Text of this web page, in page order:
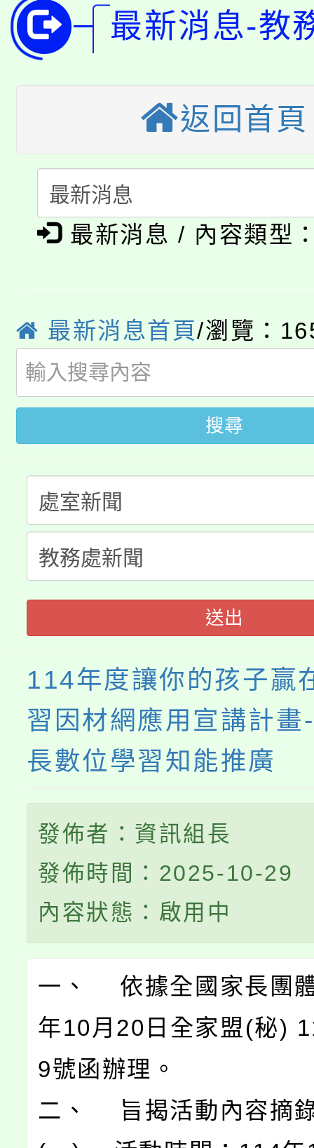
生本土語及新住民語歌
公告本校115學年度第
代理(課)教師甄選結果(
公告本校115學年度第
代理(課)教師甄選結果(
轉知中國文化大學推廣
《TA101》溝通分析基
程，歡迎學生輔導中心
心理、諮商輔導、社會
系所師生報名參加。
轉知苗栗縣政府辦理
縣市「校園短影音徵選
門員」簡章及活動海報
踴躍報名參加。
桃園市115學年度學生
要點
「桃園市補助參觀特色
展演活動實施計畫」
淨零綠領人才培育課程
車」活動
桃園市115學年度學生
生本土語及新住民語歌
公告本校115學年度第
代理(課)教師甄選結果(
公告本校115學年度第
代理(課)教師甄選結果(
轉知中國文化大學推廣
《TA101》溝通分析基
程，歡迎學生輔導中心
心理、諮商輔導、社會
轉知苗栗縣政府辦理
縣市「校園短影音徵選
門員」簡章及活動海報
踴躍報名參加。
桃園市115學年度學生
要點
「桃園市補助參觀特色
展演活動實施計畫」
最新消息-教
返回首頁
最新消息 / 內容類型
最新消息首頁/瀏覽：
搜尋
送出
114年度讓你的孩子贏
習因材網應用宣講計畫
長數位學習知能推廣
發佈者：資訊組長
發佈時間：2025-10-29
內容狀態：啟用中
一、 依據全國家長團
年10月20日全家盟(秘)
9號函辦理。
二、 旨揭活動內容摘